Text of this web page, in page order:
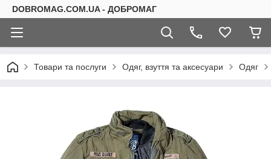
DOBROMAG.COM.UA - ДОБРОМАГ
Товари та послуги Одяг, взуття та аксесуари Одяг